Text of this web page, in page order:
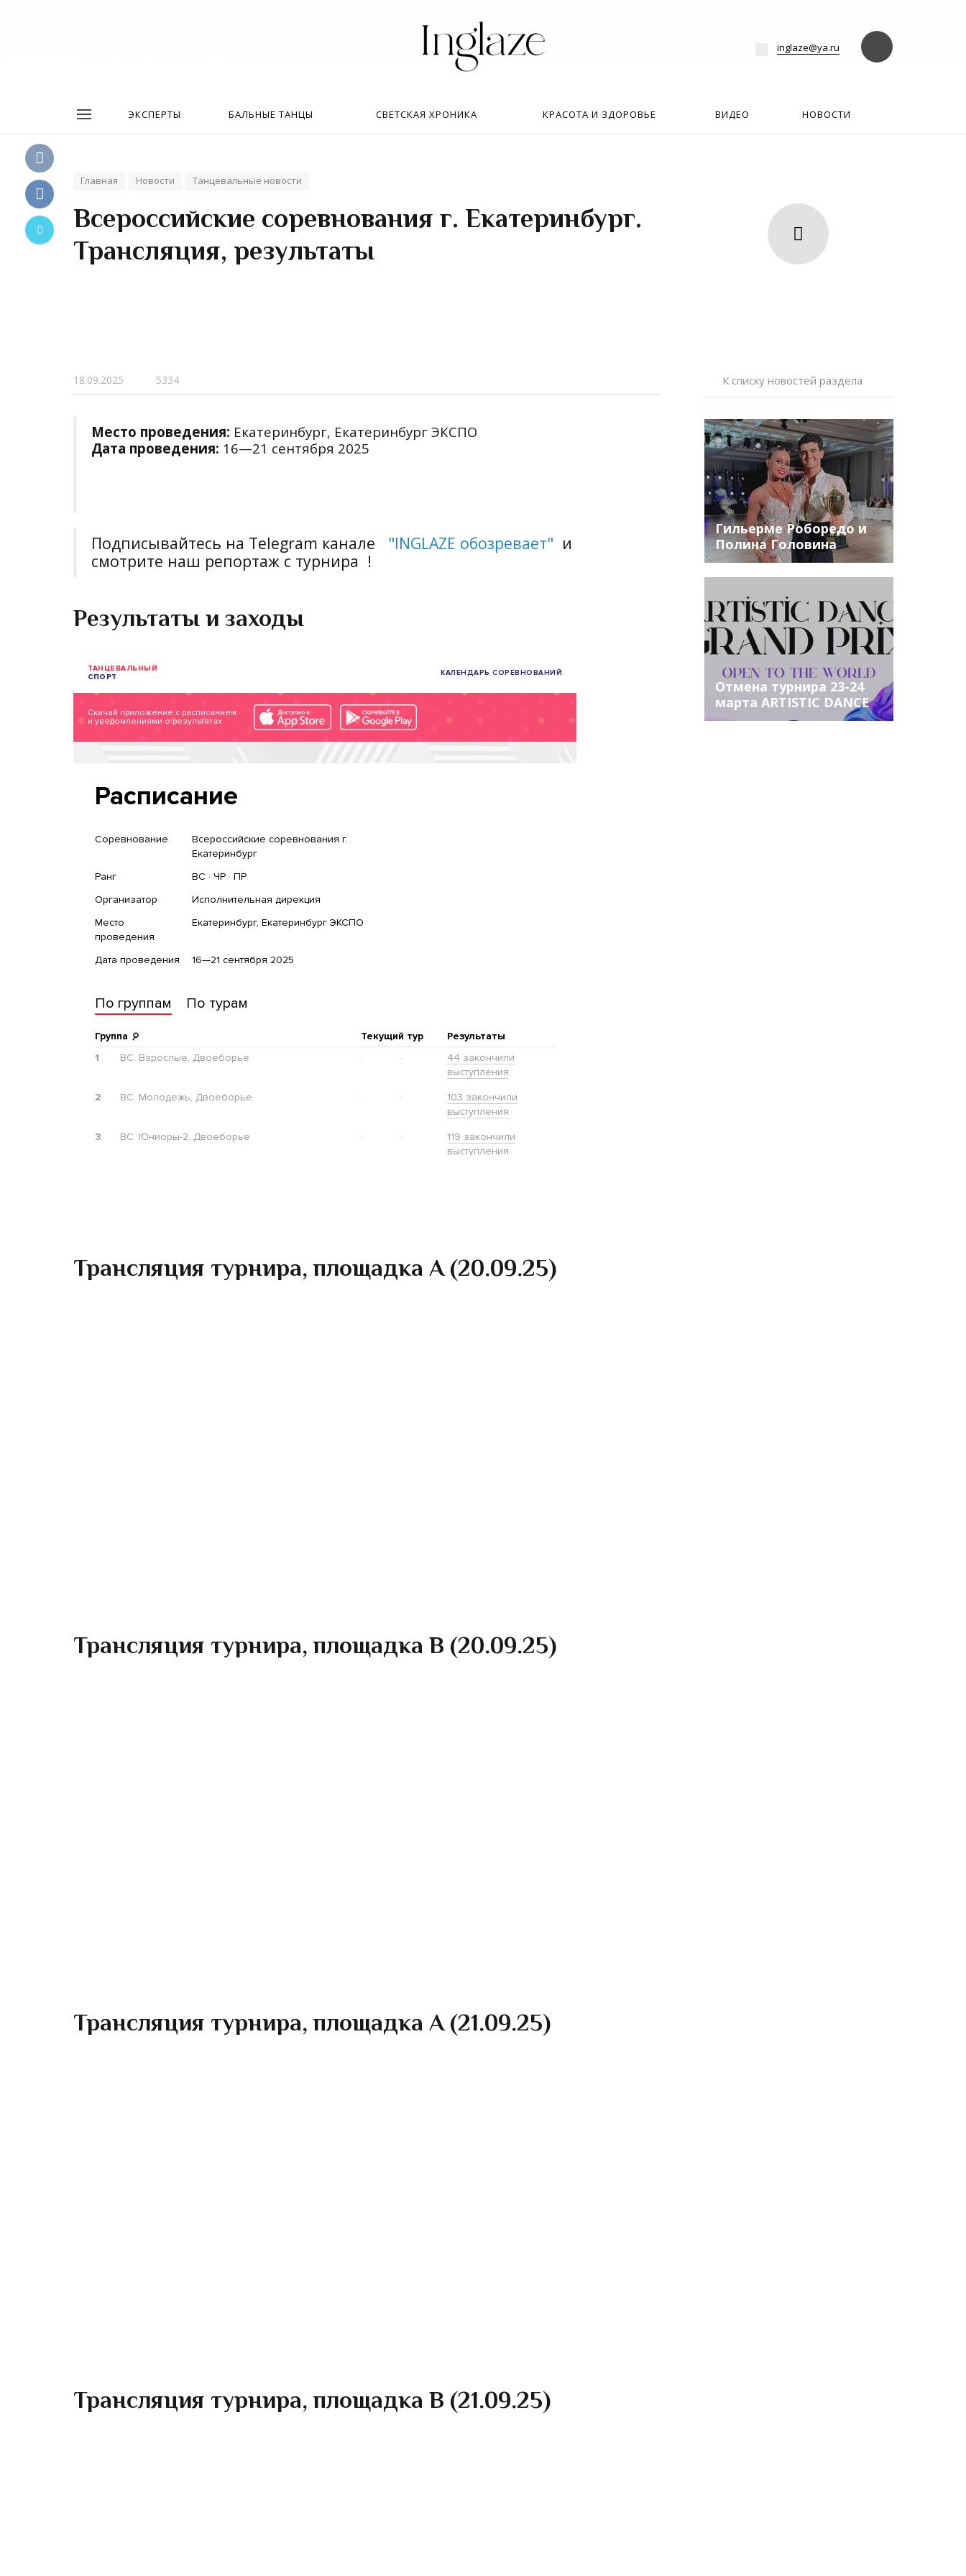
inglaze@ya.ru
ЭКСПЕРТЫ БАЛЬНЫЕ ТАНЦЫ СВЕТСКАЯ ХРОНИКА КРАСОТА И ЗДОРОВЬЕ ВИДЕО НОВОСТИ
Главная Новости Танцевальные новости
Всероссийские соревнования г. Екатеринбург.
Трансляция, результаты
К списку новостей раздела
Гильерме Роборедо и
Полина Головина
победители World
Grand Prix WDC AL 2024
Отмена турнира 23-24
марта ARTISTIC DANCE
GRAND PRIX 2024
18.09.2025 5334
Место проведения: Екатеринбург, Екатеринбург ЭКСПО
Дата проведения: 16—21 сентября 2025
Подписывайтесь на Telegram канале "INGLAZE обозревает" и
смотрите наш репортаж с турнира !
Результаты и заходы
Трансляция турнира, площадка А (20.09.25)
Трансляция турнира, площадка B (20.09.25)
Трансляция турнира, площадка А (21.09.25)
Трансляция турнира, площадка B (21.09.25)